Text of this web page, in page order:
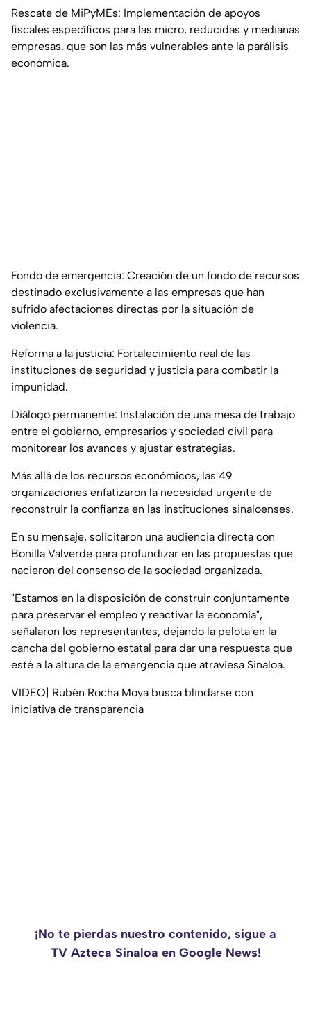
Rescate de MiPyMEs: Implementación de apoyos
fiscales específicos para las micro, reducidas y medianas
empresas, que son las más vulnerables ante la parálisis
económica.
Fondo de emergencia: Creación de un fondo de recursos
destinado exclusivamente a las empresas que han
sufrido afectaciones directas por la situación de
violencia.
Reforma a la justicia: Fortalecimiento real de las
instituciones de seguridad y justicia para combatir la
impunidad.
Diálogo permanente: Instalación de una mesa de trabajo
entre el gobierno, empresarios y sociedad civil para
monitorear los avances y ajustar estrategias.
Más allá de los recursos económicos, las 49
organizaciones enfatizaron la necesidad urgente de
reconstruir la confianza en las instituciones sinaloenses.
En su mensaje, solicitaron una audiencia directa con
Bonilla Valverde para profundizar en las propuestas que
nacieron del consenso de la sociedad organizada.
"Estamos en la disposición de construir conjuntamente
para preservar el empleo y reactivar la economía",
señalaron los representantes, dejando la pelota en la
cancha del gobierno estatal para dar una respuesta que
esté a la altura de la emergencia que atraviesa Sinaloa.
VIDEO| Rubén Rocha Moya busca blindarse con
iniciativa de transparencia
¡No te pierdas nuestro contenido, sigue a
TV Azteca Sinaloa en Google News!